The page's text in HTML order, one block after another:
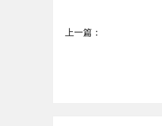
上一篇：